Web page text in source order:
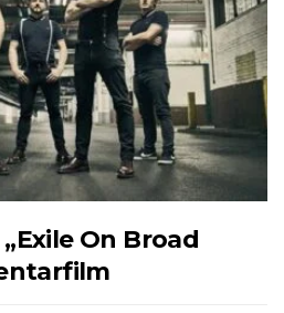
„Exile On Broad